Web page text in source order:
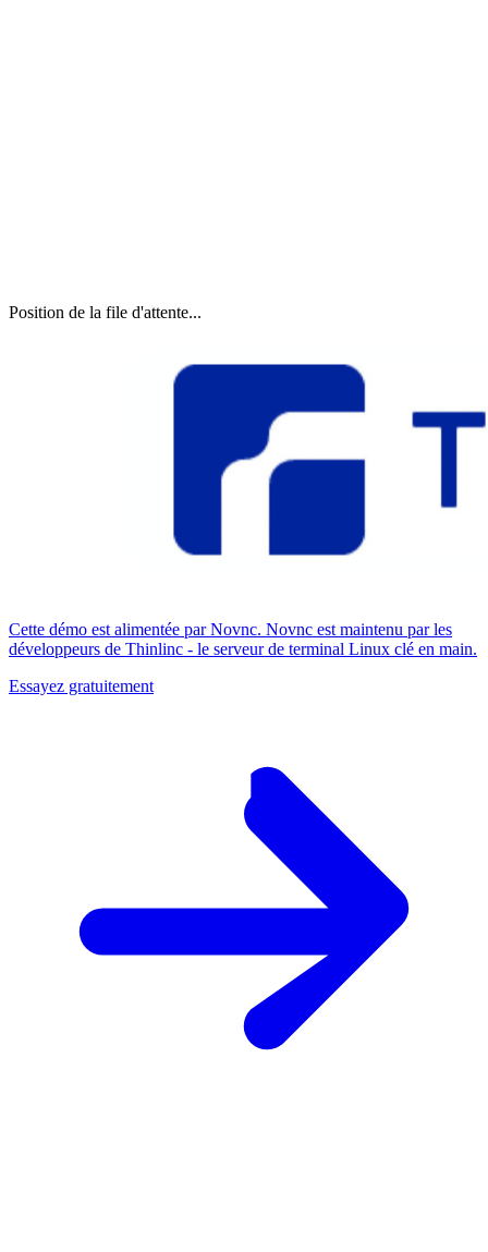
Position de la file d'attente...
Cette démo est alimentée par Novnc. Novnc est maintenu par les
développeurs de Thinlinc - le serveur de terminal Linux clé en main.
Essayez gratuitement